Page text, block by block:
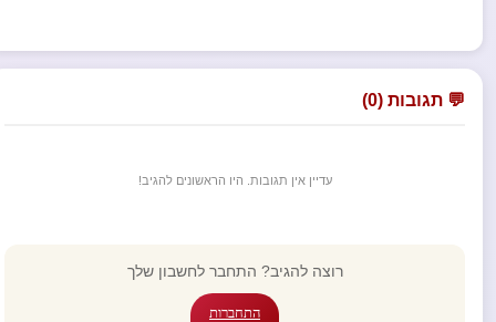
💬 תגובות (0)
עדיין אין תגובות. היו הראשונים להגיב!
רוצה להגיב? התחבר לחשבון שלך
התחברות